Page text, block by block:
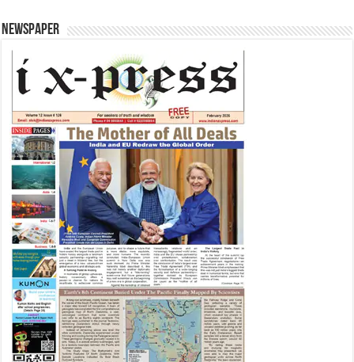
o
k
p
p
e
Newspaper